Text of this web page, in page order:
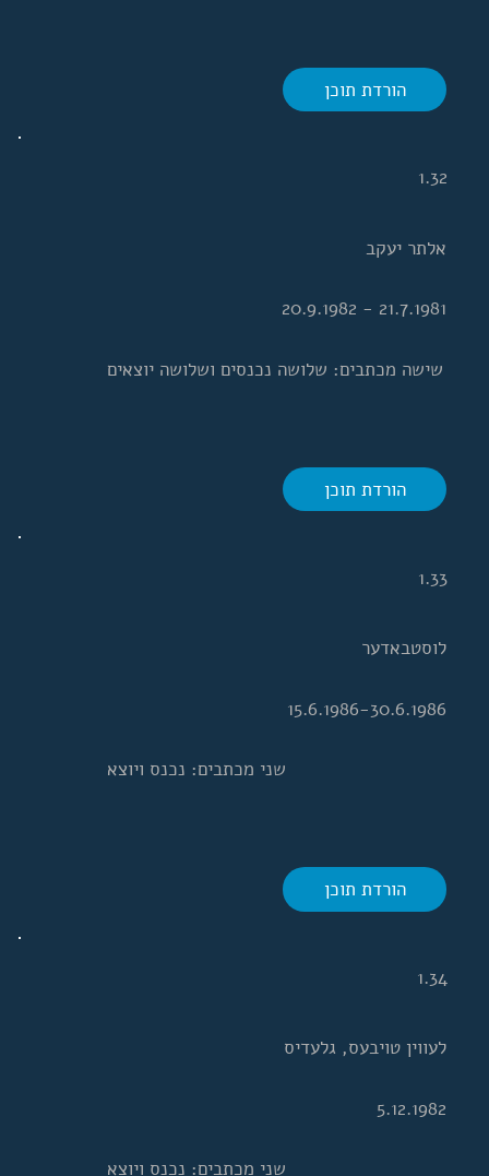
הורדת תוכן
הורדת תוכן
שישה מכתבים: שלושה נכנסים ושלושה יוצאים
21.7.1981 - 20.9.1982
אלתר יעקב
1.32
הורדת תוכן
שני מכתבים: נכנס ויוצא
15.6.1986-30.6.1986
לוסטבאדער
1.33
שני מכתבים: נכנס ויוצא
5.12.1982
לעווין טויבעס, גלעדיס
1.34